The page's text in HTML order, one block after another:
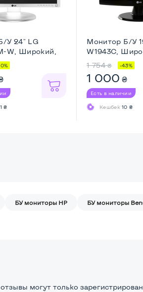
У 24" LG
W, Широкий,
₴
Монитор Б/У
W1943C,
1 754 ₴ -43%
1 000 ₴
Есть в наличии
Кешбек10 ₴
БУ мониторы HP БУ мониторы
могут только